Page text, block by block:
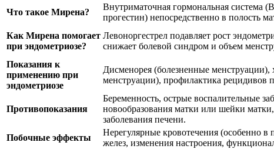
Что такое Мирена?
Внутриматочная гормональная система
прогестин) непосредственно в полость
Как Мирена помогает
при эндометриозе?
Левоноргестрел подавляет рост
снижает болевой синдром и объем
Показания к
применению при
эндометриозе
Дисменорея (болезненные менструации),
менструации), профилактика рецидивов
Противопоказания
Беременность, острые воспалительные
новообразования матки или шейки
заболевания печени.
Побочные эффекты
Нерегулярные кровотечения (особенно
желез, изменения настроения,